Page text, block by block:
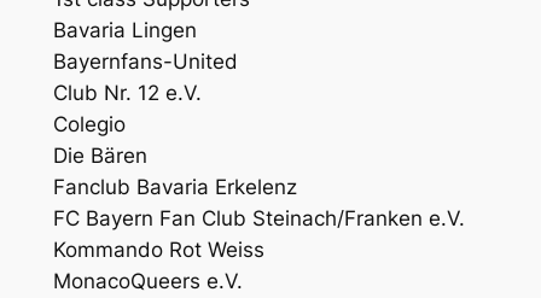
Bavaria Lingen
Bayernfans-United
Club Nr. 12 e.V.
Colegio
Die Bären
Fanclub Bavaria Erkelenz
FC Bayern Fan Club Steinach/Franken e.V.
Kommando Rot Weiss
MonacoQueers e.V.